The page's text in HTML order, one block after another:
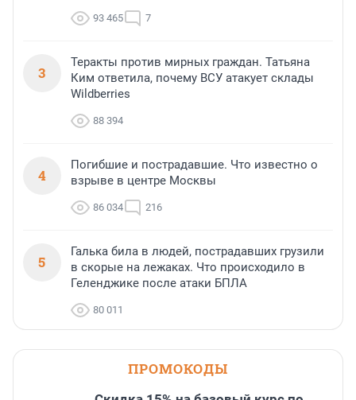
93 465 7
3
Теракты против мирных граждан. Татьяна
Ким ответила, почему ВСУ атакует склады
Wildberries
88 394
4
Погибшие и пострадавшие. Что известно о
взрыве в центре Москвы
86 034 216
5
Галька била в людей, пострадавших грузили
в скорые на лежаках. Что происходило в
Геленджике после атаки БПЛА
80 011
ПРОМОКОДЫ